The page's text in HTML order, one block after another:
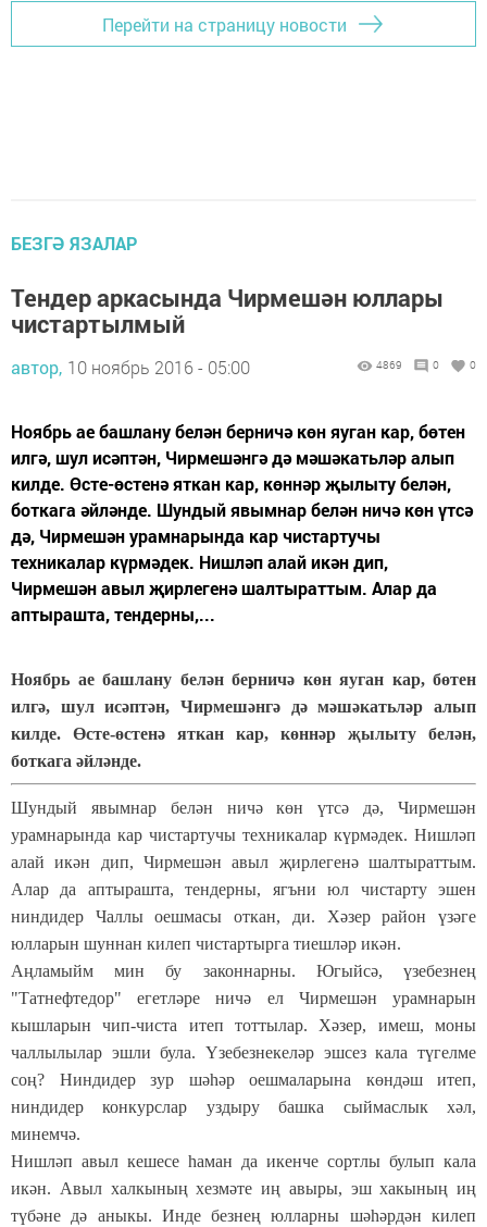
Перейти на страницу новости
БЕЗГӘ ЯЗАЛАР
Тендер аркасында Чирмешән юллары
чистартылмый
автор, 10 ноябрь 2016 - 05:00 4869 0 0
Ноябрь ае башлану белән берничә көн яуган кар, бөтен
илгә, шул исәптән, Чирмешәнгә дә мәшәкатьләр алып
килде. Өсте-өстенә яткан кар, көннәр җылыту белән,
боткага әйләнде. Шундый явымнар белән ничә көн үтсә
дә, Чирмешән урамнарында кар чистартучы
техникалар күрмәдек. Нишләп алай икән дип,
Чирмешән авыл җирлегенә шалтыраттым. Алар да
аптырашта, тендерны,...
Ноябрь ае башлану белән берничә көн яуган кар, бөтен
илгә, шул исәптән, Чирмешәнгә дә мәшәкатьләр алып
килде. Өсте-өстенә яткан кар, көннәр җылыту белән,
боткага әйләнде.
Шундый явымнар белән ничә көн үтсә дә, Чирмешән
урамнарында кар чистартучы техникалар күрмәдек. Нишләп
алай икән дип, Чирмешән авыл җирлегенә шалтыраттым.
Алар да аптырашта, тендерны, ягъни юл чистарту эшен
ниндидер Чаллы оешмасы откан, ди. Хәзер район үзәге
юлларын шуннан килеп чистартырга тиешләр икән.
Аңламыйм мин бу законнарны. Югыйсә, үзебезнең
"Татнефтедор" егетләре ничә ел Чирмешән урамнарын
кышларын чип-чиста итеп тоттылар. Хәзер, имеш, моны
чаллылылар эшли була. Үзебезнекеләр эшсез кала түгелме
соң? Ниндидер зур шәһәр оешмаларына көндәш итеп,
ниндидер конкурслар уздыру башка сыймаслык хәл,
минемчә.
Нишләп авыл кешесе һаман да икенче сортлы булып кала
икән. Авыл халкының хезмәте иң авыры, эш хакының иң
түбәне дә аныкы. Инде безнең юлларны шәһәрдән килеп